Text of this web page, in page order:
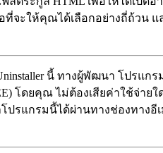
จะให้คุณได้เลือกอย่างถี่ถ้วน
นี้ ทางผู้พัฒนา โปรแกร
โดยคุณ ไม่ต้องเสียค่าใช้จ่า
รแกรมนี้ได้ผ่านทางช่องทางอีเม